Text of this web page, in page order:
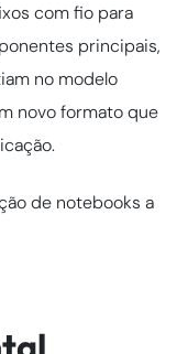
com fio para
principais,
no modelo
novo formato que
de notebooks a